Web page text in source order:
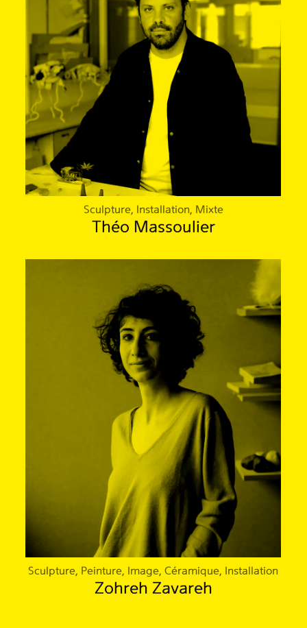
Sculpture, Installation, Mixte
Théo Massoulier
Sculpture, Peinture, Image, Céramique, Installation
Zohreh Zavareh